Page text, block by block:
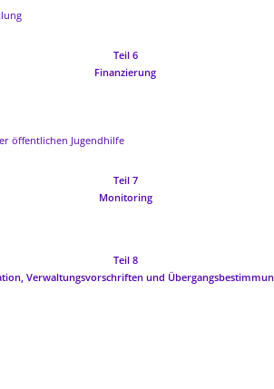
Teil 6
Finanzierung
öffentlichen Jugendhilfe
Teil 7
Monitoring
Teil 8
Verwaltungsvorschriften und